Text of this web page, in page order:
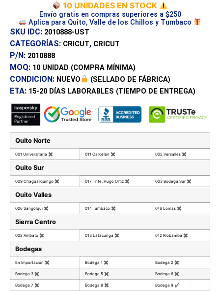
10 UNIDADES EN STOCK
Envío gratis en compras superiores a $250
Aplica para Quito, Valle de los Chillos y Tumbaco
SKU IDC: 2010888-UST
CATEGORÍAS: CRICUT, CRICUT
P/N: 2010888
MOQ: 10 UNIDAD (COMPRA MÍNIMA)
CONDICION: NUEVO (SELLADO DE FÁBRICA)
ETA: 15-20 DÍAS LABORABLES (TIEMPO DE ENTREGA)
Quito Norte
001 Universitaria ✖ 011 Carcelen ✖ 002 Versalles ✖
Quito Sur
009 Chaguarquingo ✖ 017 Tnte. Hugo Ortiz ✖ 003 Bodega Sur ✖
Quito Valles
006 Sangolqui ✖ 014 Tumbaco ✖ 016 Lomas ✖
Sierra Centro
008 Ambato ✖ 013 Latacunga ✖ 012 Riobamba ✖
Bodegas
En Importación ✖ Bodega 1 ✖ Bodega 2 ✖
Bodega 3 ✖ Bodega 5 ✖ Bodega 6 ✖
Bodega 7 ✖ Bodega 8 ✖ Bodega 9 ✔